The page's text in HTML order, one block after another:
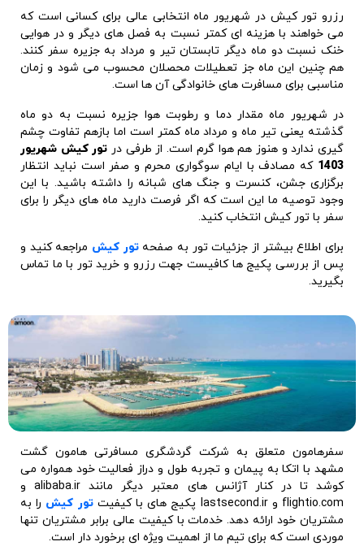
رزرو تور کیش در شهریور ماه انتخابی عالی برای کسانی است که
می خواهند با هزینه ای کمتر نسبت به فصل های دیگر و در هوایی
خنک نسبت دو ماه دیگر تابستان تیر و مرداد به جزیره سفر کنند.
هم چنین این ماه جز تعطیلات محصلان محسوب می شود و زمان
مناسبی برای مسافرت های خانوادگی آن ها است.
در شهریور ماه مقدار دما و رطوبت هوا جزیره نسبت به دو ماه
گذشته یعنی تیر ماه و مرداد ماه کمتر است اما بازهم تفاوت چشم
گیری ندارد و هنوز هم هوا گرم است. از طرفی در تور کیش شهریور
1403 که مصادف با ایام سوگواری محرم و صفر است نباید انتظار
برگزاری جشن، کنسرت و جنگ های شبانه را داشته باشید. با این
وجود توصیه ما این است که اگر فرصت دارید ماه های دیگر را برای
سفر با تور کیش انتخاب کنید.
برای اطلاع بیشتر از جزئیات تور به صفحهتور کیش مراجعه کنید و
پس از بررسی پکیج ها کافیست جهت رزرو و خرید تور با ما تماس
بگیرید.
سفرهامون متعلق به شرکت گردشگری مسافرتی هامون گشت
مشهد با اتکا به پیمان و تجربه طول و دراز فعالیت خود همواره می
کوشد تا در کنار آژانس های معتبر دیگر مانند alibaba.ir و
flightio.com و lastsecond.ir پکیج های با کیفیت
تور کیش را به
مشتریان خود ارائه دهد. خدمات با کیفیت عالی برابر مشتریان تنها
موردی است که برای تیم ما از اهمیت ویژه ای برخورد دار است.